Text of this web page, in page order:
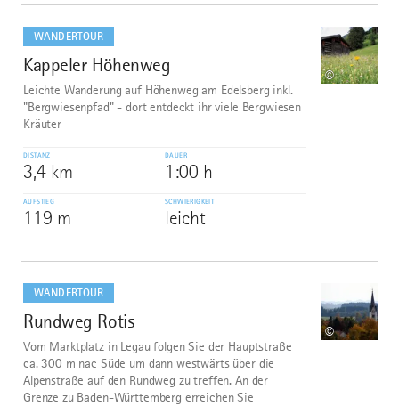
WANDERTOUR
7
Kappeler Höhenweg
©
Leichte Wanderung auf Höhenweg am Edelsberg inkl.
"Bergwiesenpfad" - dort entdeckt ihr viele Bergwiesen
Kräuter
DISTANZ
3,4 km
DAUER
1:00 h
AUFSTIEG
119 m
SCHWIERIGKEIT
leicht
dazu
WANDERTOUR
8
Rundweg Rotis
©
Vom Marktplatz in Legau folgen Sie der Hauptstraße
ca. 300 m nac Süde um dann westwärts über die
Alpenstraße auf den Rundweg zu treffen. An der
Grenze zu Baden-Württemberg erreichen Sie
dazu